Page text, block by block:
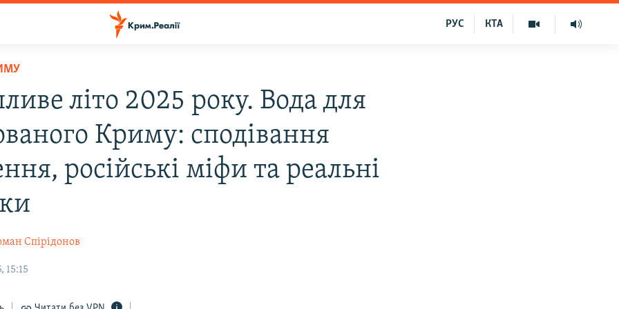
КТА
РУС
літо 2025 року. Вода для
Криму: сподівання
російські міфи та реальні
Спірідонов
15:15